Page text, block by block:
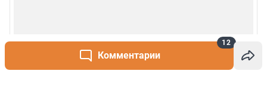
Комментарии
12